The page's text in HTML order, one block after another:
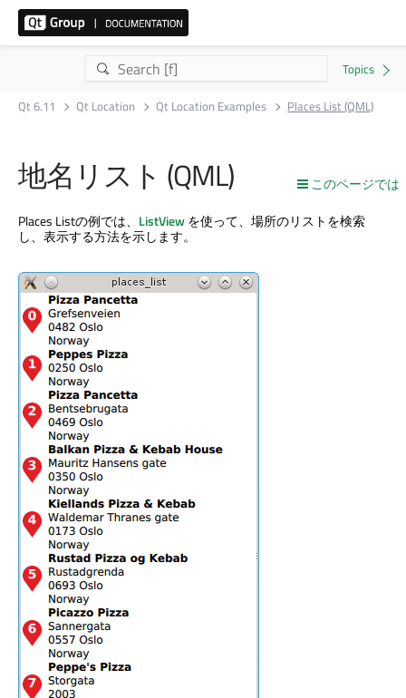
Qt 6.11 Qt Location Qt Location Examples Places List (QML)
このページでは
地名リスト (QML)
Places Listの例では、 ListViewを使って、場所のリストを検索
し、表示する方法を示します。